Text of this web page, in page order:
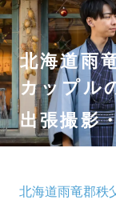
北海道雨
カップル
出張撮影
北海道雨竜郡秩